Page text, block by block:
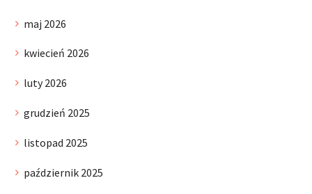
maj 2026
kwiecień 2026
luty 2026
grudzień 2025
listopad 2025
październik 2025